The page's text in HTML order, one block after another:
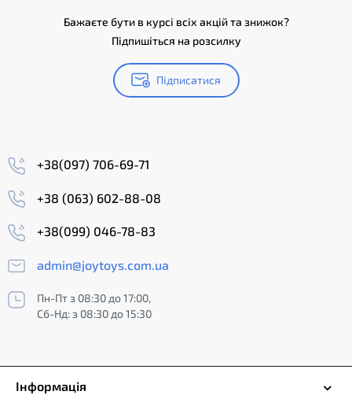
Бажаєте бути в курсі всіх акцій та знижок?
Підпишіться на розсилку
Підписатися
+38(097) 706-69-71
+38 (063) 602-88-08
+38(099) 046-78-83
admin@joytoys.com.ua
Пн-Пт з 08:30 до 17:00,
Сб-Нд: з 08:30 до 15:30
Інформація